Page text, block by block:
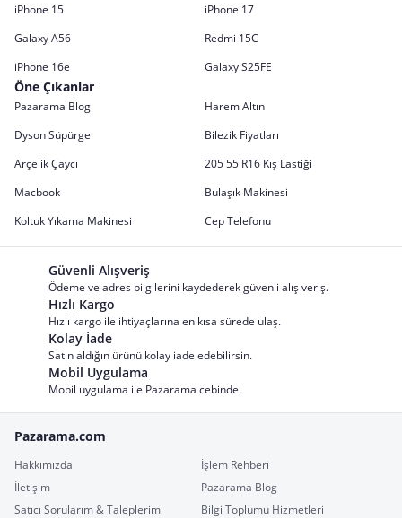
iPhone 15
iPhone 17
Galaxy A56
Redmi 15C
iPhone 16e
Galaxy S25FE
Öne Çıkanlar
Pazarama Blog
Harem Altın
Dyson Süpürge
Bilezik Fiyatları
Arçelik Çaycı
205 55 R16 Kış Lastiği
Macbook
Bulaşık Makinesi
Koltuk Yıkama Makinesi
Cep Telefonu
Güvenli Alışveriş
Ödeme ve adres bilgilerini kaydederek güvenli alış veriş.
Hızlı Kargo
Hızlı kargo ile ihtiyaçlarına en kısa sürede ulaş.
Kolay İade
Satın aldığın ürünü kolay iade edebilirsin.
Mobil Uygulama
Mobil uygulama ile Pazarama cebinde.
Pazarama.com
Hakkımızda
İşlem Rehberi
İletişim
Pazarama Blog
Satıcı Sorularım & Taleplerim
Bilgi Toplumu Hizmetleri